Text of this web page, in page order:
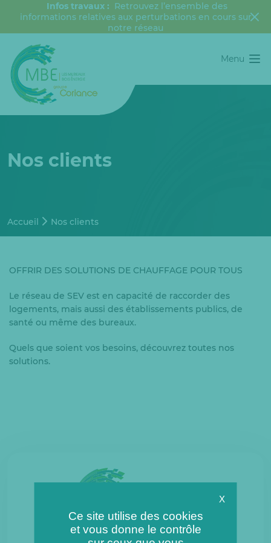
Infos travaux : Retrouvez l’ensemble des
informations relatives aux perturbations en cours sur
notre réseau
Menu
Nos clients
Accueil Nos clients
OFFRIR DES SOLUTIONS DE CHAUFFAGE POUR TOUS
Le réseau de SEV est en capacité de raccorder des
logements, mais aussi des établissements publics, de
santé ou même des bureaux.
Quels que soient vos besoins, découvrez toutes nos
solutions.
X
Ce site utilise des cookies
et vous donne le contrôle